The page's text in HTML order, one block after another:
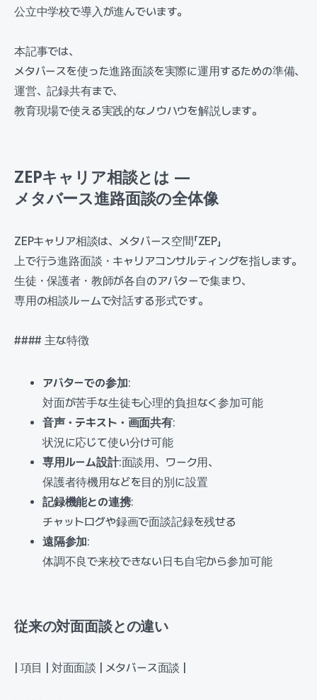
公立中学校で導入が進んでいます。
本記事では、
メタバースを使った進路面談を実際に運用するための準備、
運営、記録共有まで、
教育現場で使える実践的なノウハウを解説します。
ZEPキャリア相談とは —
メタバース進路面談の全体像
ZEPキャリア相談は、メタバース空間「ZEP」
上で行う進路面談・キャリアコンサルティングを指します。
生徒・保護者・教師が各自のアバターで集まり、
専用の相談ルームで対話する形式です。
#### 主な特徴
アバターでの参加:
対面が苦手な生徒も心理的負担なく参加可能
音声・テキスト・画面共有:
状況に応じて使い分け可能
専用ルーム設計:面談用、ワーク用、
保護者待機用などを目的別に設置
記録機能との連携:
チャットログや録画で面談記録を残せる
遠隔参加:
体調不良で来校できない日も自宅から参加可能
従来の対面面談との違い
| 項目 | 対面面談 | メタバース面談 |